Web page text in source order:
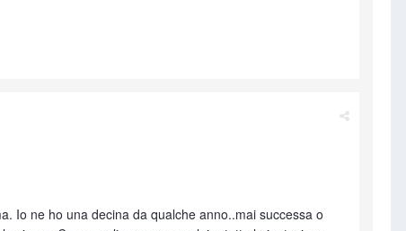
Io ne ho una decina da qualche anno..mai successa o